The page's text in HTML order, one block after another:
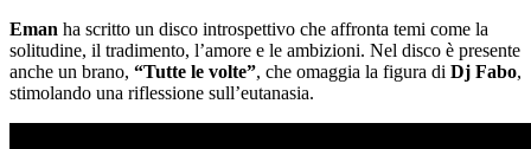
Eman ha scritto un disco introspettivo che affronta temi come la
solitudine, il tradimento, l’amore e le ambizioni. Nel disco è presente
anche un brano, “Tutte le volte”, che omaggia la figura di Dj Fabo,
stimolando una riflessione sull’eutanasia.